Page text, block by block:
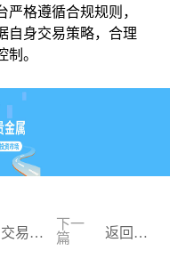
格遵循合规规则，
自身交易策略，合理
。
易优
下一
篇
返回列